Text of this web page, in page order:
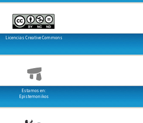
Licencias Creative Commons
Estamos en:
Epistemonikos